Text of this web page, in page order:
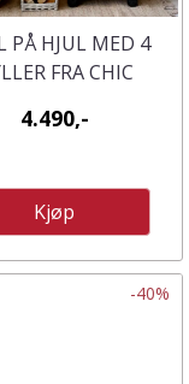
PÅ HJUL MED 4
FRA CHIC
4.490,-
Kjøp
-40%